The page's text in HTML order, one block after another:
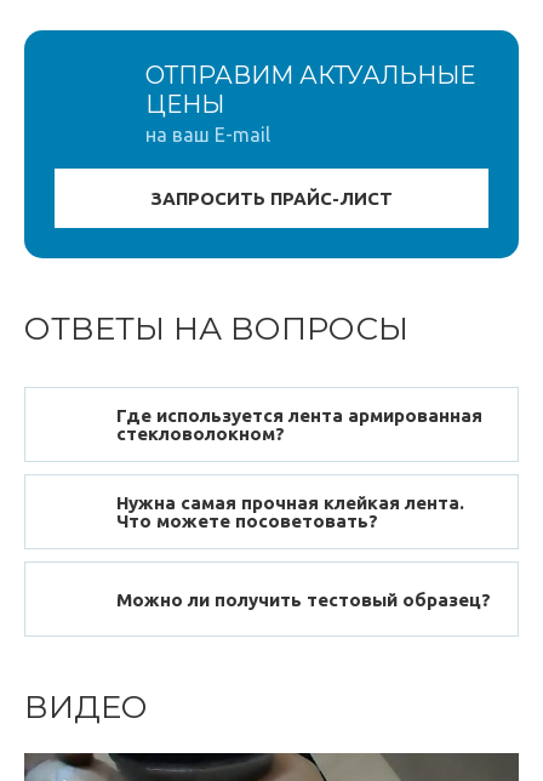
ОТПРАВИМ АКТУАЛЬНЫЕ
ЦЕНЫ
на ваш E-mail
ОТВЕТЫ НА ВОПРОСЫ
Где используется лента армированная
стекловолокном?
Нужна самая прочная клейкая лента.
Что можете посоветовать?
Можно ли получить тестовый образец?
ВИДЕО